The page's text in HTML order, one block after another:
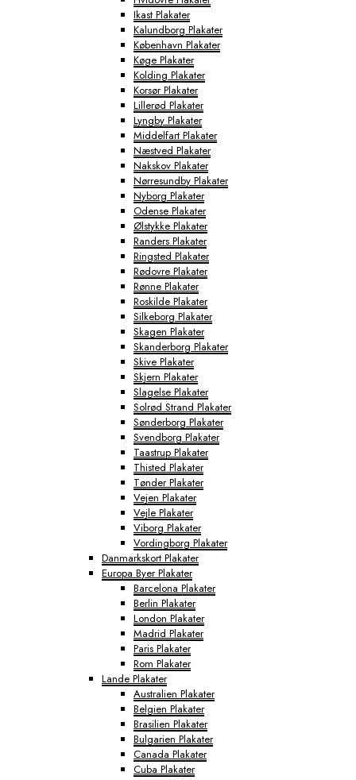
Ikast Plakater
Kalundborg Plakater
København Plakater
Køge Plakater
Kolding Plakater
Korsør Plakater
Lillerød Plakater
Lyngby Plakater
Middelfart Plakater
Næstved Plakater
Nakskov Plakater
Nørresundby Plakater
Nyborg Plakater
Odense Plakater
Ølstykke Plakater
Randers Plakater
Ringsted Plakater
Rødovre Plakater
Rønne Plakater
Roskilde Plakater
Silkeborg Plakater
Skagen Plakater
Skanderborg Plakater
Skive Plakater
Skjern Plakater
Slagelse Plakater
Solrød Strand Plakater
Sønderborg Plakater
Svendborg Plakater
Taastrup Plakater
Thisted Plakater
Tønder Plakater
Vejen Plakater
Vejle Plakater
Viborg Plakater
Vordingborg Plakater
Danmarkskort Plakater
Europa Byer Plakater
Barcelona Plakater
Berlin Plakater
London Plakater
Madrid Plakater
Paris Plakater
Rom Plakater
Lande Plakater
Australien Plakater
Belgien Plakater
Brasilien Plakater
Bulgarien Plakater
Canada Plakater
Cuba Plakater